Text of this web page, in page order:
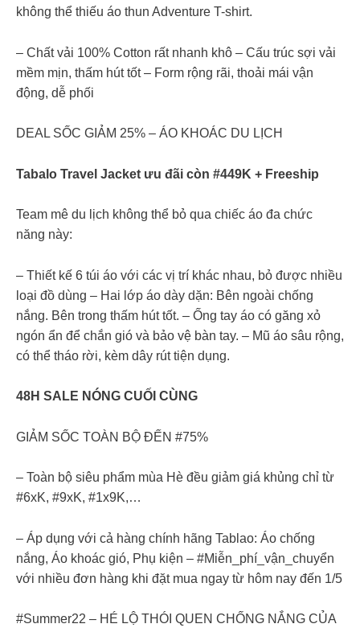
không thể thiếu áo thun Adventure T-shirt.
– Chất vải 100% Cotton rất nhanh khô – Cấu trúc sợi vải
mềm mịn, thấm hút tốt – Form rộng rãi, thoải mái vận
động, dễ phối
DEAL SỐC GIẢM 25% – ÁO KHOÁC DU LỊCH
Tabalo Travel Jacket ưu đãi còn #449K + Freeship
Team mê du lịch không thể bỏ qua chiếc áo đa chức
năng này:
– Thiết kế 6 túi áo với các vị trí khác nhau, bỏ được nhiều
loại đồ dùng – Hai lớp áo dày dặn: Bên ngoài chống
nắng. Bên trong thấm hút tốt. – Ống tay áo có găng xỏ
ngón ẩn để chắn gió và bảo vệ bàn tay. – Mũ áo sâu rộng,
có thể tháo rời, kèm dây rút tiện dụng.
48H SALE NÓNG CUỐI CÙNG
GIẢM SỐC TOÀN BỘ ĐẾN #75%
– Toàn bộ siêu phẩm mùa Hè đều giảm giá khủng chỉ từ
#6xK, #9xK, #1x9K,…
– Áp dụng với cả hàng chính hãng Tablao: Áo chống
nắng, Áo khoác gió, Phụ kiện – #Miễn_phí_vận_chuyển
với nhiều đơn hàng khi đặt mua ngay từ hôm nay đến 1/5
#Summer22 – HÉ LỘ THÓI QUEN CHỐNG NẮNG CỦA